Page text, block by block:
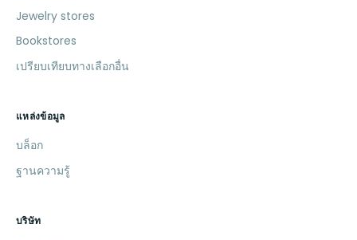
Jewelry stores
Bookstores
เปรียบเทียบทางเลือกอื่น
แหล่งข้อมูล
บล็อก
ฐานความรู้
บริษัท